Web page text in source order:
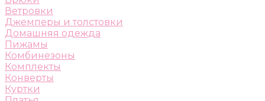
Ветровки
Джемперы и толстовки
Домашняя одежда
Пижамы
Комбинезоны
Комплекты
Конверты
Куртки